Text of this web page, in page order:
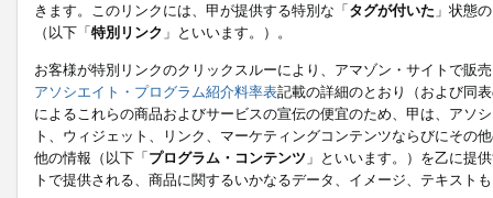
きます。このリンクには、甲が提供する特別な「タグが付いた 」状態
（以下「特別リンク 」といいます。）。
お客様が特別リンクのクリックスルーにより、アマゾン・サイトで販
アソシエイト・プログラム紹介料率表記載の詳細のとおり（および同
によるこれらの商品およびサービスの宣伝の便宜のため、甲は、アソ
ト、ウィジェット、リンク、マーケティングコンテンツならびにその
他の情報（以下「プログラム・コンテンツ 」といいます。）を乙に提
トで提供される、商品に関するいかなるデータ、イメージ、テキス